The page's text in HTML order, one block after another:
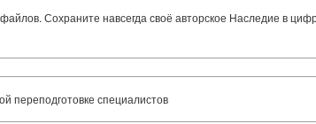
Сохраните навсегда своё авторское Наследие в
переподготовке специалистов